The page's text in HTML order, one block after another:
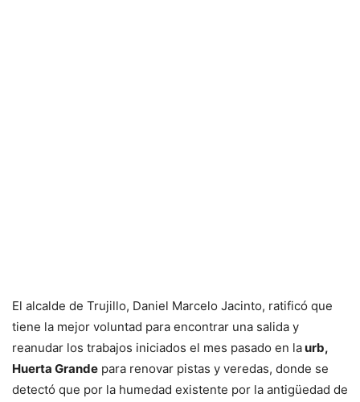
El alcalde de Trujillo, Daniel Marcelo Jacinto, ratificó que
tiene la mejor voluntad para encontrar una salida y
reanudar los trabajos iniciados el mes pasado en laurb,
Huerta Grande para renovar pistas y veredas, donde se
detectó que por la humedad existente por la antigüedad de